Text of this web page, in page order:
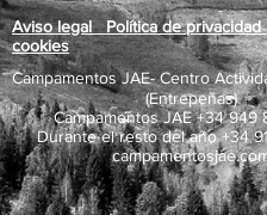
Aviso legal Política de
cookies
Campamentos JAE- Centro
(Entrepeñas)
Campamentos JAE+34 949
Durante el resto del año+34